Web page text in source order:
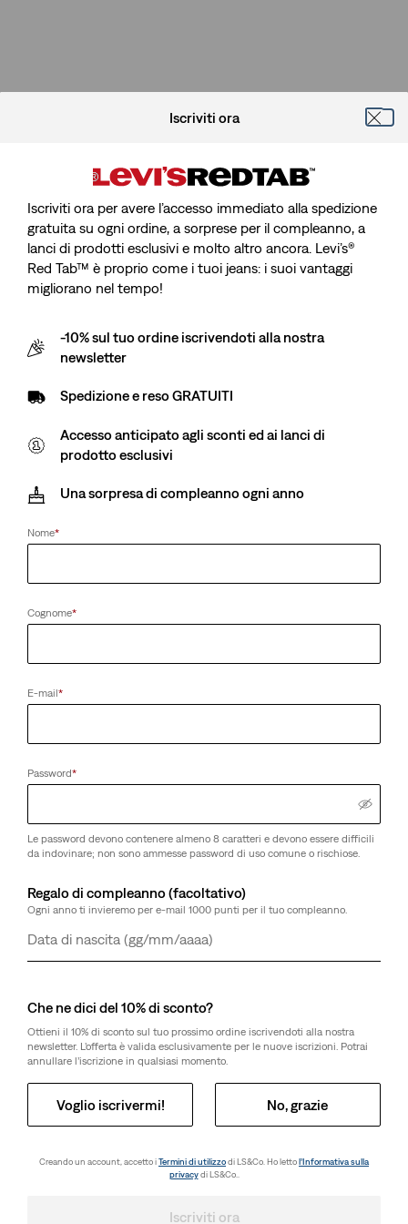
Iscriviti ora
Iscriviti ora per avere l’accesso immediato alla spedizione
gratuita su ogni ordine, a sorprese per il compleanno, a
lanci di prodotti esclusivi e molto altro ancora. Levi’s®
Red Tab™ è proprio come i tuoi jeans: i suoi vantaggi
migliorano nel tempo!
-10% sul tuo ordine iscrivendoti alla nostra
newsletter
Spedizione e reso GRATUITI
Accesso anticipato agli sconti ed ai lanci di
prodotto esclusivi
Una sorpresa di compleanno ogni anno
Nome*
Cognome*
E-mail*
Password*
Le password devono contenere almeno 8 caratteri e devono essere difficili
da indovinare; non sono ammesse password di uso comune o rischiose.
Regalo di compleanno (facoltativo)
Ogni anno ti invieremo per e-mail 1000 punti per il tuo compleanno.
Giorno
Mese
Anno
Che ne dici del 10% di sconto?
Ottieni il 10% di sconto sul tuo prossimo ordine iscrivendoti alla nostra
newsletter. L’offerta è valida esclusivamente per le nuove iscrizioni. Potrai
annullare l’iscrizione in qualsiasi momento.
Voglio iscrivermi! No, grazie
Creando un account, accetto iTermini di utilizzodi LS&Co. Ho lettol’Informativa sulla
privacydi LS&Co..
Iscriviti ora